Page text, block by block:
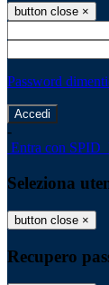
button close ×
Password
-
Entra con SPID
Seleziona
button close ×
Recupero